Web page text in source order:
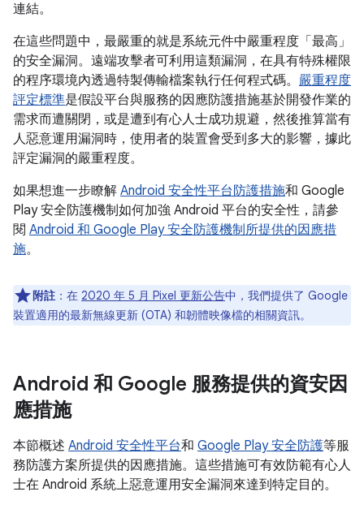
連結。
在這些問題中，最嚴重的就是系統元件中嚴重程度「最高」
的安全漏洞。遠端攻擊者可利用這類漏洞，在具有特殊權限
的程序環境內透過特製傳輸檔案執行任何程式碼。 嚴重程度
評定標準是假設平台與服務的因應防護措施基於開發作業的
需求而遭關閉，或是遭到有心人士成功規避，然後推算當有
人惡意運用漏洞時，使用者的裝置會受到多大的影響，據此
評定漏洞的嚴重程度。
如果想進一步瞭解 Android 安全性平台防護措施和 Google
Play 安全防護機制如何加強 Android 平台的安全性，請參
閱 Android 和 Google Play 安全防護機制所提供的因應措
施。
附註 ：在 2020 年 5 月 Pixel 更新公告中，我們提供了 Google
裝置適用的最新無線更新 (OTA) 和韌體映像檔的相關資訊。
Android 和 Google 服務提供的資安因
應措施
本節概述 Android 安全性平台和 Google Play 安全防護等服
務防護方案所提供的因應措施。這些措施可有效防範有心人
士在 Android 系統上惡意運用安全漏洞來達到特定目的。